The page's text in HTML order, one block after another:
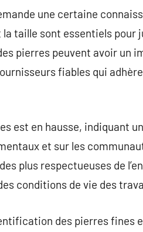
une certaine
taille sont essentiels pour
pierres peuvent avoir un
fiables qui
est en hausse, indiquant
et sur les
plus respectueuses de
conditions de vie des
des pierres fines